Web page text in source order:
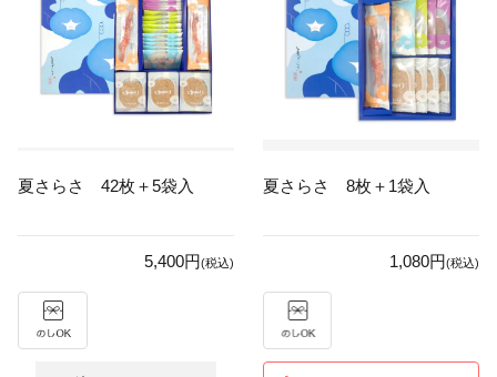
夏さらさ 42枚＋5袋入
5,400円(税込)
夏さらさ 8枚＋1袋入
1,080円(税込)